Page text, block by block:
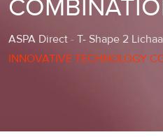
ASPA Direct - T- Shape 2
INNOVATIVE TECHNOLOGY